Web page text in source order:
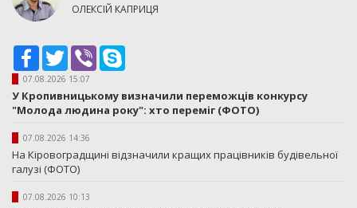
ОЛЕКСІЙ КАПРИЦЯ
Facebook
TwitterViber
07.08.2026 15:07
У Кропивницькому визначили переможців конкурсу
"Молода людина року": хто переміг (ФОТО)
07.08.2026 14:36
На Кіровоградщині відзначили кращих працівників будівельної
галузі (ФОТО)
07.08.2026 10:13